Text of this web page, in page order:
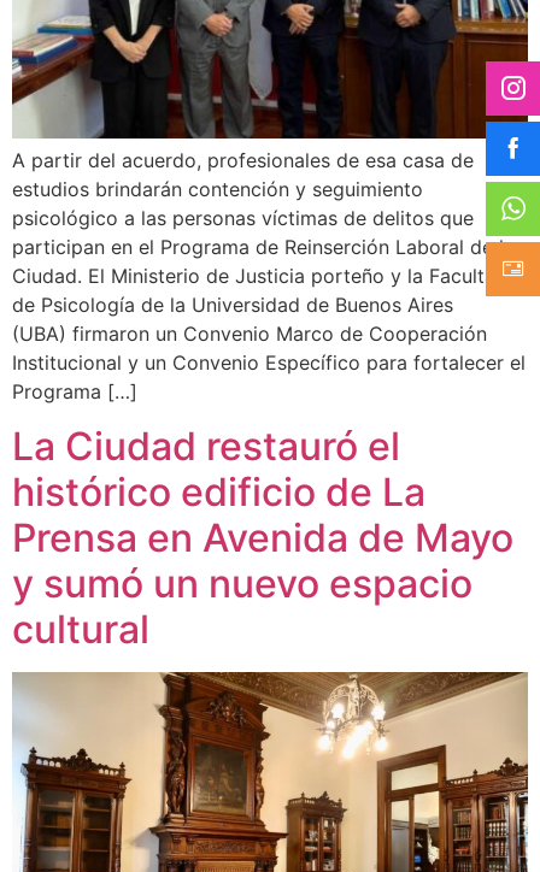
A partir del acuerdo, profesionales de esa casa de
estudios brindarán contención y seguimiento
psicológico a las personas víctimas de delitos que
participan en el Programa de Reinserción Laboral de la
Ciudad. El Ministerio de Justicia porteño y la Facultad
de Psicología de la Universidad de Buenos Aires
(UBA) firmaron un Convenio Marco de Cooperación
Institucional y un Convenio Específico para fortalecer el
Programa […]
La Ciudad restauró el
histórico edificio de La
Prensa en Avenida de Mayo
y sumó un nuevo espacio
cultural